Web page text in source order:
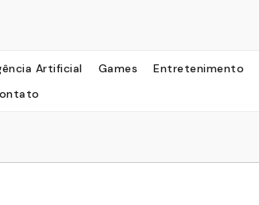
Artificial Games Entretenimento